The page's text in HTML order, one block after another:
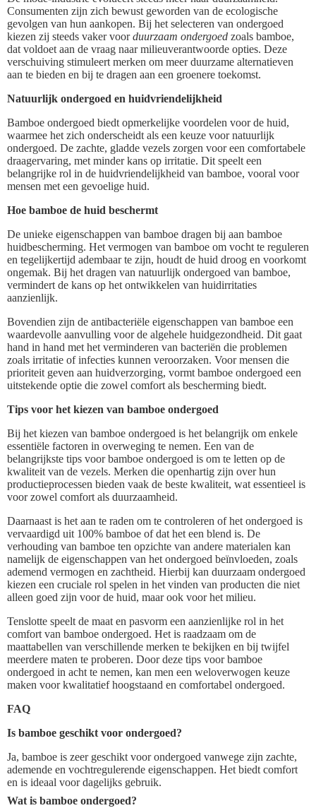
Consumenten zijn zich bewust geworden van de ecologische
gevolgen van hun aankopen. Bij het selecteren van ondergoed
kiezen zij steeds vaker voorduurzaam ondergoed zoals bamboe,
dat voldoet aan de vraag naar milieuverantwoorde opties. Deze
verschuiving stimuleert merken om meer duurzame alternatieven
aan te bieden en bij te dragen aan een groenere toekomst.
Natuurlijk ondergoed en huidvriendelijkheid
Bamboe ondergoed biedt opmerkelijke voordelen voor de huid,
waarmee het zich onderscheidt als een keuze voor natuurlijk
ondergoed. De zachte, gladde vezels zorgen voor een comfortabele
draagervaring, met minder kans op irritatie. Dit speelt een
belangrijke rol in de huidvriendelijkheid van bamboe, vooral voor
mensen met een gevoelige huid.
Hoe bamboe de huid beschermt
De unieke eigenschappen van bamboe dragen bij aan bamboe
huidbescherming. Het vermogen van bamboe om vocht te reguleren
en tegelijkertijd adembaar te zijn, houdt de huid droog en voorkomt
ongemak. Bij het dragen van natuurlijk ondergoed van bamboe,
vermindert de kans op het ontwikkelen van huidirritaties
aanzienlijk.
Bovendien zijn de antibacteriële eigenschappen van bamboe een
waardevolle aanvulling voor de algehele huidgezondheid. Dit gaat
hand in hand met het verminderen van bacteriën die problemen
zoals irritatie of infecties kunnen veroorzaken. Voor mensen die
prioriteit geven aan huidverzorging, vormt bamboe ondergoed een
uitstekende optie die zowel comfort als bescherming biedt.
Tips voor het kiezen van bamboe ondergoed
Bij het kiezen van bamboe ondergoed is het belangrijk om enkele
essentiële factoren in overweging te nemen. Een van de
belangrijkste tips voor bamboe ondergoed is om te letten op de
kwaliteit van de vezels. Merken die openhartig zijn over hun
productieprocessen bieden vaak de beste kwaliteit, wat essentieel is
voor zowel comfort als duurzaamheid.
Daarnaast is het aan te raden om te controleren of het ondergoed is
vervaardigd uit 100% bamboe of dat het een blend is. De
verhouding van bamboe ten opzichte van andere materialen kan
namelijk de eigenschappen van het ondergoed beïnvloeden, zoals
ademend vermogen en zachtheid. Hierbij kan duurzaam ondergoed
kiezen een cruciale rol spelen in het vinden van producten die niet
alleen goed zijn voor de huid, maar ook voor het milieu.
Tenslotte speelt de maat en pasvorm een aanzienlijke rol in het
comfort van bamboe ondergoed. Het is raadzaam om de
maattabellen van verschillende merken te bekijken en bij twijfel
meerdere maten te proberen. Door deze tips voor bamboe
ondergoed in acht te nemen, kan men een weloverwogen keuze
maken voor kwalitatief hoogstaand en comfortabel ondergoed.
FAQ
Is bamboe geschikt voor ondergoed?
Ja, bamboe is zeer geschikt voor ondergoed vanwege zijn zachte,
ademende en vochtregulerende eigenschappen. Het biedt comfort
en is ideaal voor dagelijks gebruik.
Wat is bamboe ondergoed?